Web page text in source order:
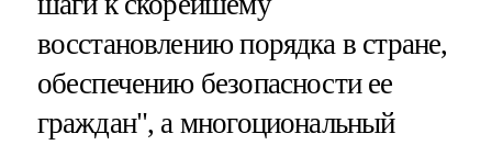
восстановлению порядка в стране,
обеспечению безопасности ее
граждан", а многоциональный